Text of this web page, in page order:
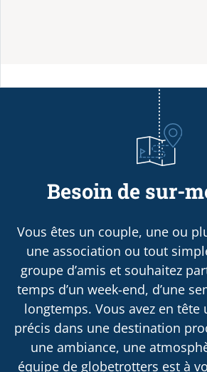
Besoin de sur-
Vous êtes un couple, une ou
une association ou tout
groupe d’amis et souhaitez
temps d’un week-end, d’une
longtemps. Vous avez en tête
précis dans une destination
une ambiance, une
équipe de globetrotters est à